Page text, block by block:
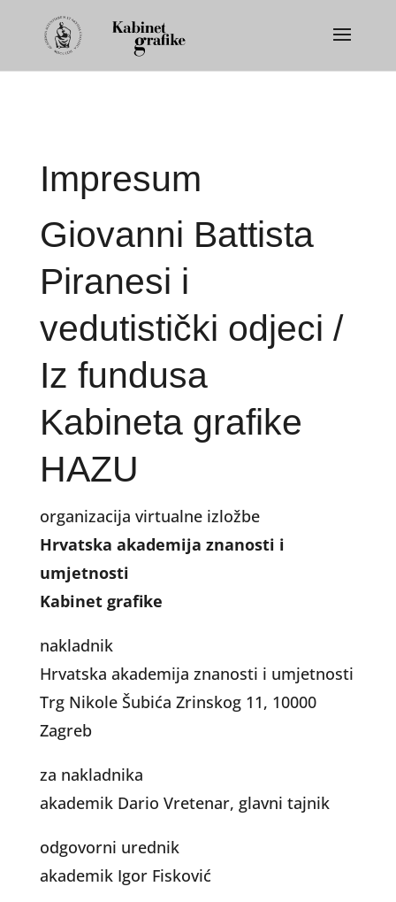
Impresum
Giovanni Battista
Piranesi i
vedutistički odjeci /
Iz fundusa
Kabineta grafike
HAZU
organizacija virtualne izložbe
Hrvatska akademija znanosti i
umjetnosti
Kabinet grafike
nakladnik
Hrvatska akademija znanosti i umjetnosti
Trg Nikole Šubića Zrinskog 11, 10000
Zagreb
za nakladnika
akademik Dario Vretenar, glavni tajnik
odgovorni urednik
akademik Igor Fisković